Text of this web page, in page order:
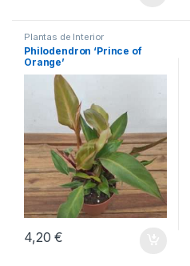
Plantas de Interior
Philodendron ‘Prince of
Orange’
4,20€